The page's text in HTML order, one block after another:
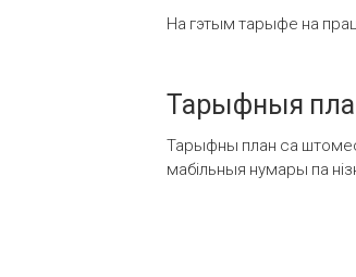
На гэтым тарыфе на
Тарыфныя
Тарыфны план са
мабільныя нумары па